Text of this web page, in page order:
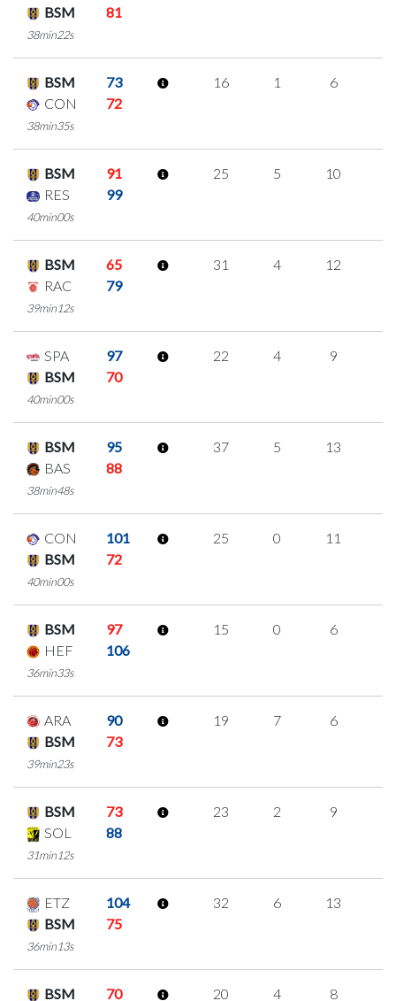
BSM
81
38min22s
BSM
73
CON
72
38min35s
16 1 6
BSM
91
RES
99
40min00s
25 5 10
BSM
65
RAC
79
39min12s
31 4 12
SPA
97
BSM
70
40min00s
22 4 9
BSM
95
BAS
88
38min48s
37 5 13
CON
101
BSM
72
40min00s
25 0 11
BSM
97
HEF
106
36min33s
15 0 6
ARA
90
BSM
73
39min23s
19 7 6
BSM
73
SOL
88
31min12s
23 2 9
ETZ
104
BSM
75
36min13s
32 6 13
BSM 70 20 4 8